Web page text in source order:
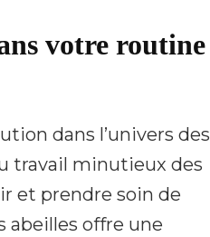
votre routine
dans l’univers des
travail minutieux des
et prendre soin de
abeilles offre une